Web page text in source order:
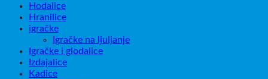
Hodalice
Hranilice
igračke
Igračke na ljuljanje
Igračke i glodalice
Izdajalice
Kadice